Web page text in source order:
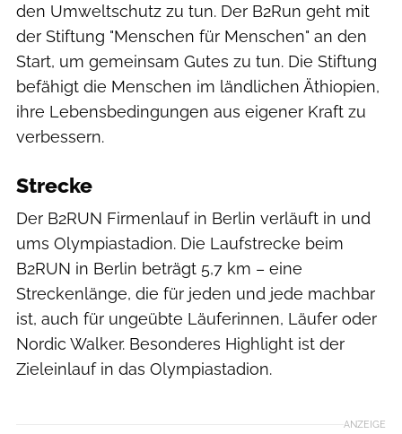
den Umweltschutz zu tun. Der B2Run geht mit
der Stiftung "Menschen für Menschen" an den
Start, um gemeinsam Gutes zu tun. Die Stiftung
befähigt die Menschen im ländlichen Äthiopien,
ihre Lebensbedingungen aus eigener Kraft zu
verbessern.
Strecke
Der B2RUN Firmenlauf in Berlin verläuft in und
ums Olympiastadion. Die Laufstrecke beim
B2RUN in Berlin beträgt 5,7 km – eine
Streckenlänge, die für jeden und jede machbar
ist, auch für ungeübte Läuferinnen, Läufer oder
Nordic Walker. Besonderes Highlight ist der
Zieleinlauf in das Olympiastadion.
ANZEIGE